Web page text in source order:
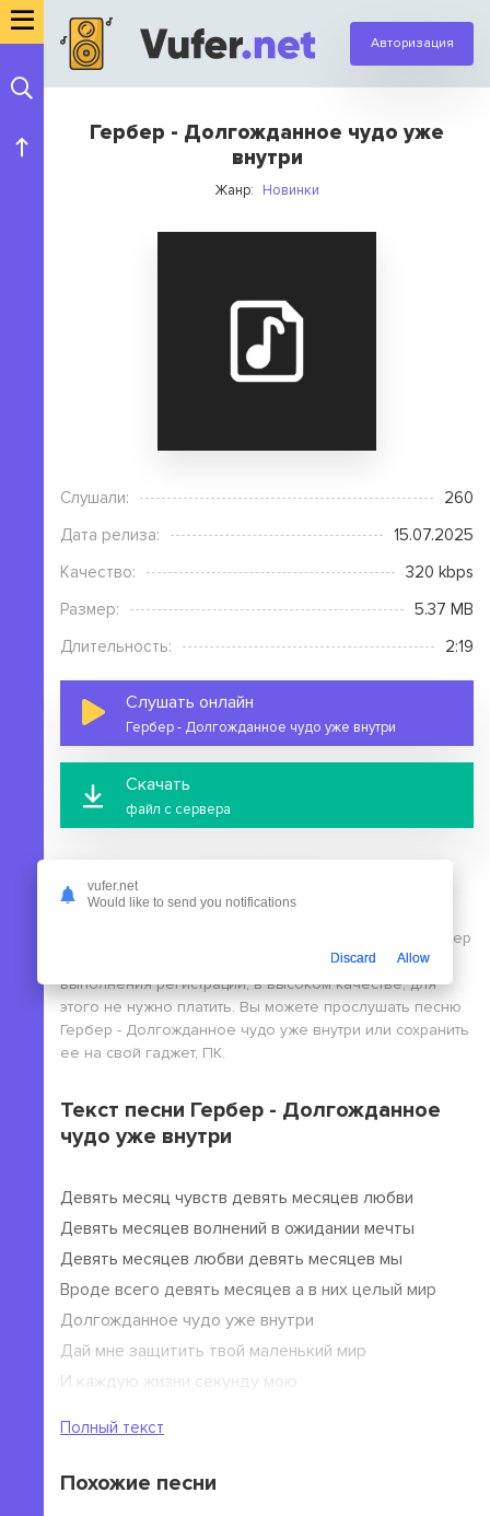
Авторизация
Гербер - Долгожданное чудо уже
внутри
Жанр: Новинки
Слушали:
260
Дата релиза:
15.07.2025
Качество:
320 kbps
Размер:
5.37 MB
Длительность:
2:19
Слушать онлайн
Гербер - Долгожданное чудо уже внутри
Скачать
файл с сервера
На этой странице вы можете скачать mp3 песню Гербер
- Долгожданное чудо уже внутри бесплатно без
выполнения регистрации, в высоком качестве, для
этого не нужно платить. Вы можете прослушать песню
Гербер - Долгожданное чудо уже внутри или сохранить
ее на свой гаджет, ПК.
Текст песни Гербер - Долгожданное
чудо уже внутри
Девять месяц чувств девять месяцев любви
Девять месяцев волнений в ожидании мечты
Девять месяцев любви девять месяцев мы
Вроде всего девять месяцев а в них целый мир
Долгожданное чудо уже внутри
Дай мне защитить твой маленький мир
И каждую жизни секунду мою
Полный текст
Похожие песни
vufer.net
Would like to send you notifications
Discard Allow